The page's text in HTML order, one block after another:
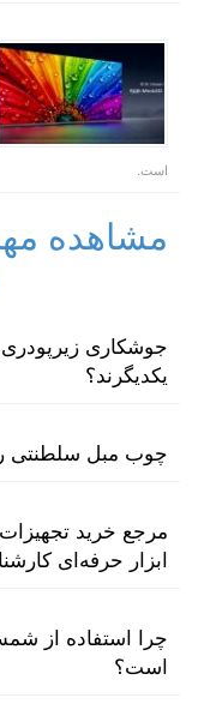
است.
مشاهده
یکدیگرند؟
چوب مبل سلطنتی
مرجع خرید
ابزار حرفه‌ای
چرا استفاده از
است؟